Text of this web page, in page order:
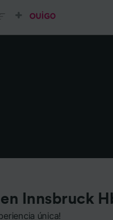
Innsbruck
única!